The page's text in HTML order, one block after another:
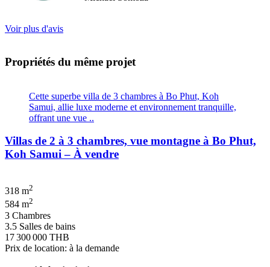
up with a personal friend who didn’t even work for the agency.
After this dismal experience with the two other agencies, we were
Voir plus d'avis
Propriétés du même projet
Cette superbe villa de 3 chambres à Bo Phut, Koh
Samui, allie luxe moderne et environnement tranquille,
offrant une vue ..
Villas de 2 à 3 chambres, vue montagne à Bo Phut,
Koh Samui – À vendre
318 m2
584 m2
3 Chambres
3.5 Salles de bains
17 300 000 THB
Prix de location: à la demande